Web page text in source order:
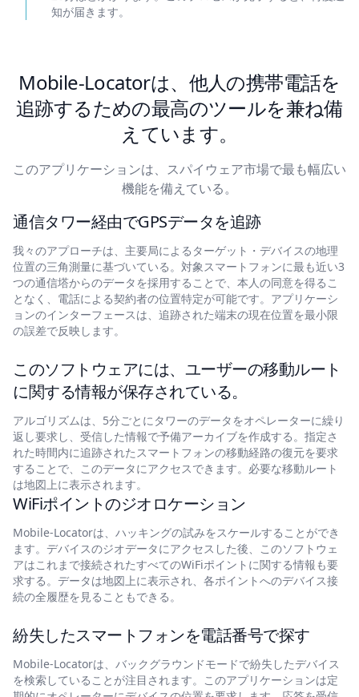
知が届きます。
Mobile-Locatorは、他人の携帯電話を
追跡するための最高のツールを兼ね備
えています。
このアプリケーションは、スパイウェア市場で最も幅広い
機能を備えている。
通信タワー経由でGPSデータを追跡
我々のアプローチは、主要局によるターゲット・デバイスの地理
位置の三角測量に基づいている。対象スマートフォンに最も近い3
つの通信塔からのデータを採用することで、本人の同意を得るこ
となく、電話による契約者の位置特定が可能です。アプリケーシ
ョンのインターフェースは、追跡された端末の現在位置を最小限
の誤差で反映します。
このソフトウェアには、ユーザーの移動ルート
に関する情報が保存されている。
アルゴリズムは、5分ごとにタワーのデータをオペレーターに繰り
返し要求し、受信した情報で予備アーカイブを作成する。指定さ
れた時間内に追跡されたスマートフォンの移動経路の復元を要求
することで、このデータにアクセスできます。必要な移動ルート
は地図上に表示されます。
WiFiポイントのジオロケーション
Mobile-Locatorは、ハッキングの試みをスケールすることができ
ます。デバイスのジオデータにアクセスした後、このソフトウェ
アはこれまで接続されたすべてのWiFiポイントに関する情報も要
求する。データは地図上に表示され、各ポイントへのデバイス接
続の全履歴を見ることもできる。
紛失したスマートフォンを電話番号で探す
Mobile-Locatorは、バックグラウンドモードで紛失したデバイス
を検索していることが注目されます。このアプリケーションは定